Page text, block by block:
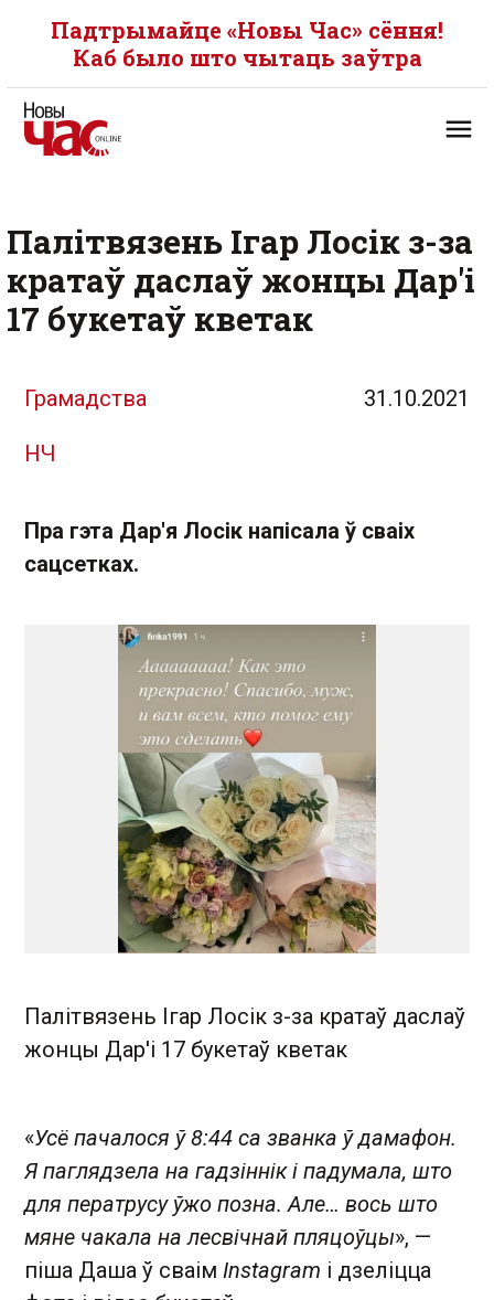
Падтрымайце «Новы Час» сёння!
Каб было што чытаць заўтра
Палітвязень Ігар Лосік з-за
кратаў даслаў жонцы Дар'і
17 букетаў кветак
Грамадства 31.10.2021
НЧ
Пра гэта Дар'я Лосік напісала ў сваіх
сацсетках.
Палітвязень Ігар Лосік з-за кратаў даслаў
жонцы Дар'і 17 букетаў кветак
«Усё пачалося ў 8:44 са званка ў дамафон.
Я паглядзела на гадзіннік і падумала, што
для ператрусу ўжо позна. Але… вось што
мяне чакала на лесвічнай пляцоўцы», —
піша Даша ў сваім Instagram і дзеліцца